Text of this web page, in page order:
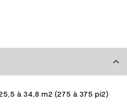
à 34,8 m2 (275 à 375 pi2)